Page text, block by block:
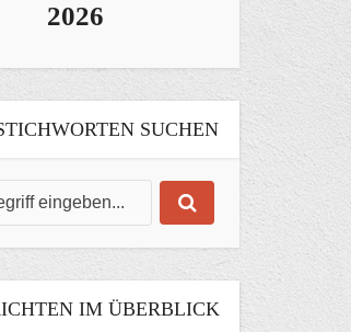
2026
SUCHEN
IM ÜBERBLICK